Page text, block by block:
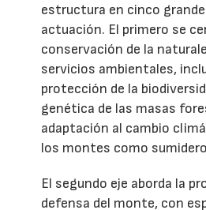
estructura en cinco
actuación. El primero se
conservación de la
servicios ambientales,
protección de la
genética de las masas
adaptación al cambio
los montes como
El segundo eje aborda la
defensa del monte, con